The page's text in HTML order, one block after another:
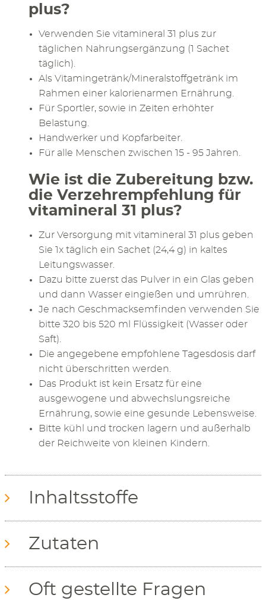
plus?
Verwenden Sie vitamineral 31 plus zur
täglichen Nahrungsergänzung (1 Sachet
täglich).
Als Vitamingetränk/Mineralstoffgetränk im
Rahmen einer kalorienarmen Ernährung.
Für Sportler, sowie in Zeiten erhöhter
Belastung.
Handwerker und Kopfarbeiter.
Für alle Menschen zwischen 15 - 95 Jahren.
Wie ist die Zubereitung bzw.
die Verzehrempfehlung für
vitamineral 31 plus?
Zur Versorgung mit vitamineral 31 plus geben
Sie 1x täglich ein Sachet (24,4 g) in kaltes
Leitungswasser.
Dazu bitte zuerst das Pulver in ein Glas geben
und dann Wasser eingießen und umrühren.
Je nach Geschmacksemfinden verwenden Sie
bitte 320 bis 520 ml Flüssigkeit (Wasser oder
Saft).
Die angegebene empfohlene Tagesdosis darf
nicht überschritten werden.
Das Produkt ist kein Ersatz für eine
ausgewogene und abwechslungsreiche
Ernährung, sowie eine gesunde Lebensweise.
Bitte kühl und trocken lagern und außerhalb
der Reichweite von kleinen Kindern.
Inhaltsstoffe
Zutaten
Oft gestellte Fragen